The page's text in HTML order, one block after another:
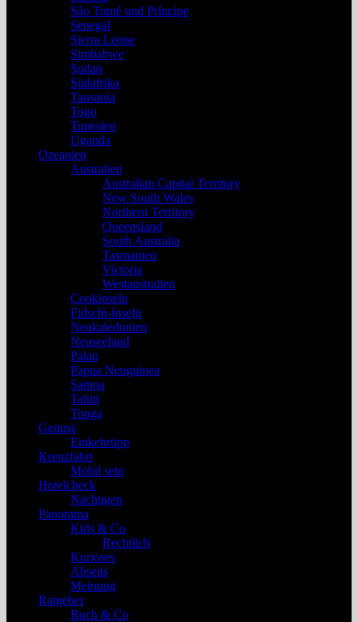
São Tomé und Príncipe
Senegal
Sierra Leone
Simbabwe
Sudan
Südafrika
Tansania
Togo
Tunesien
Uganda
Ozeanien
Australien
Australian Capital Territory
New South Wales
Northern Territory
Queensland
South Australia
Tasmanien
Victoria
Westaustralien
Cookinseln
Fidschi-Inseln
Neukaledonien
Neuseeland
Palau
Papua Neuguinea
Samoa
Tahiti
Tonga
Genuss
Einkehrtipp
Kreuzfahrt
Mobil sein
Hotelcheck
Nächtigen
Panorama
Kids & Co
Rechtlich
Kurioses
Abseits
Meinung
Ratgeber
Buch & Co